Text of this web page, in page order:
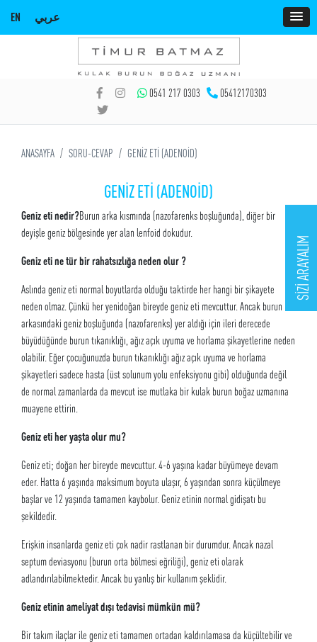
EN عربي
SİZİ ARAYALIM
0541 217 0303 05412170303
ANASAYFA SORU-CEVAP GENİZ ETİ (ADENOİD)
GENİZ ETİ (ADENOİD)
Geniz eti nedir?Burun arka kısmında (nazofarenks boşluğunda), diğer bir
deyişle geniz bölgesinde yer alan lenfoid dokudur.
Geniz eti ne tür bir rahatsızlığa neden olur ?
Aslında geniz eti normal boyutlarda olduğu taktirde her hangi bir şikayete
neden olmaz. Çünkü her yenidoğan bireyde geniz eti mevcuttur. Ancak burun
arkasındaki geniz boşluğunda (nazofarenks) yer aldığı için ileri derecede
büyüdüğünde burun tıkanıklığı, ağız açık uyuma ve horlama şikayetlerine neden
olabilir. Eğer çocuğunuzda burun tıkanıklığı ağız açık uyuma ve horlama
şikayetleri sadece hasta (üst solunum yolu enfeksiyonu gibi) olduğunda değil
de normal zamanlarda da mevcut ise mutlaka bir kulak burun boğaz uzmanına
muayene ettirin.
Geniz eti her yaşta olur mu?
Geniz eti; doğan her bireyde mevcuttur. 4-6 yaşına kadar büyümeye devam
eder. Hatta 6 yaşında maksimum boyuta ulaşır, 6 yaşından sonra küçülmeye
başlar ve 12 yaşında tamamen kaybolur. Geniz etinin normal gidişatı bu
şekildedir.
Erişkin insanlarda geniz eti çok nadir rastlanan bir durumdur. Ancak nazal
septum deviasyonu (burun orta bölmesi eğriliği), geniz eti olarak
adlandırılabilmektedir. Ancak bu yanlış bir kullanım şeklidir.
Geniz etinin ameliyat dışıtedavisi mümkün mü?
Bir takım ilaçlar ile geniz eti tamamen ortadan kaldırılamasa da küçültebilir ve